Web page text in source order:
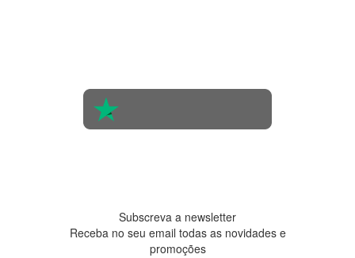
Subscreva a newsletter
Receba no seu email todas as novidades e
promoções